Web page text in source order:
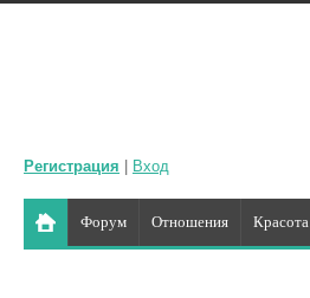
Регистрация Вход
Форум Отношения Красота